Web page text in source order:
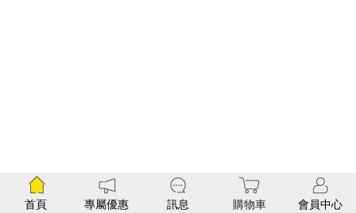
首頁 專屬優惠 訊息 購物車 會員中心